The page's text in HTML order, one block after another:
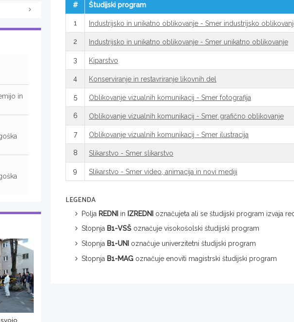
# Študijski program
1 Industrijsko in unikatno oblikovanje - Smer industrijsko
2 Industrijsko in unikatno oblikovanje - Smer unikatno oblikovanje
3 Kiparstvo
4 Konserviranje in restavriranje likovnih del
5 Oblikovanje vizualnih komunikacij - Smer fotografija
6 Oblikovanje vizualnih komunikacij - Smer grafično oblikovanje
7 Oblikovanje vizualnih komunikacij - Smer ilustracija
8 Slikarstvo - Smer slikarstvo
9 Slikarstvo - Smer video, animacija in novi mediji
LEGENDA
Polja REDNI in IZREDNI
označujeta ali se študijski program izvaja
Stopnja B1-VSŠ označuje visokošolski študijski program
Stopnja B1-UNI
označuje univerzitetni študijski program
Stopnja B1-MAG označuje enoviti magistrski študijski program
in